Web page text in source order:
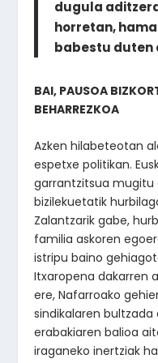
dugula
horretan,
babestu duten
BAI, PAUSOA
BEHARREZKOA
Azken hilabeteotan
espetxe politikan.
garrantzitsua
bizilekuetatik
Zalantzarik gabe,
familia askoren
istripu baino
Itxaropena dakarren
ere, Nafarroako
sindikalaren bultzada
erabakiaren balioa
iraganeko inertziak